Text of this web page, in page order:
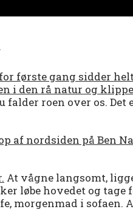
første gang sidder
i den rå natur og
roen over os.
af nordsiden på Ben
At vågne langsomt,
løbe hovedet og
morgenmad i